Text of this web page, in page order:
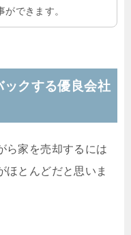
できます。
ックする優良会社
ら家を売却するには
ほとんどだと思いま